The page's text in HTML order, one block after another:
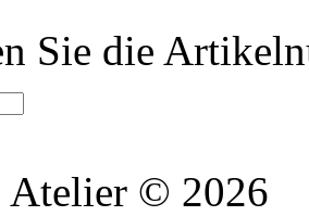
Sie die
Atelier © 2026